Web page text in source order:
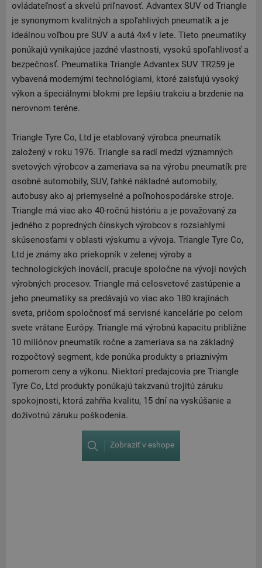
ovládateľnosť a skvelú priľnavosť. Advantex SUV od Triangle
je synonymom kvalitných a spoľahlivých pneumatík a je
ideálnou voľbou pre SUV a autá 4x4 v lete. Tieto pneumatiky
ponúkajú vynikajúce jazdné vlastnosti, vysokú spoľahlivosť a
bezpečnosť. Pneumatika Triangle Advantex SUV TR259 je
vybavená modernými technológiami, ktoré zaisťujú vysoký
výkon a špeciálnymi blokmi pre lepšiu trakciu a brzdenie na
nerovnom teréne.
Triangle Tyre Co, Ltd je etablovaný výrobca pneumatík
založený v roku 1976. Triangle sa radí medzi významných
svetových výrobcov a zameriava sa na výrobu pneumatík pre
osobné automobily, SUV, ľahké nákladné automobily,
autobusy ako aj priemyselné a poľnohospodárske stroje.
Triangle má viac ako 40-ročnú históriu a je považovaný za
jedného z popredných čínskych výrobcov s rozsiahlymi
skúsenosťami v oblasti výskumu a vývoja. Triangle Tyre Co,
Ltd je známy ako priekopník v zelenej výroby a
technologických inovácií, pracuje spoločne na vývoji nových
výrobných procesov. Triangle má celosvetové zastúpenie a
jeho pneumatiky sa predávajú vo viac ako 180 krajinách
sveta, pričom spoločnosť má servisné kancelárie po celom
svete vrátane Európy. Triangle má výrobnú kapacitu približne
10 miliónov pneumatík ročne a zameriava sa na základný
rozpočtový segment, kde ponúka produkty s priaznivým
pomerom ceny a výkonu. Niektorí predajcovia pre Triangle
Tyre Co, Ltd produkty ponúkajú takzvanú trojitú záruku
spokojnosti, ktorá zahŕňa kvalitu, 15 dní na vyskúšanie a
doživotnú záruku poškodenia.
Zobraziť v eshope